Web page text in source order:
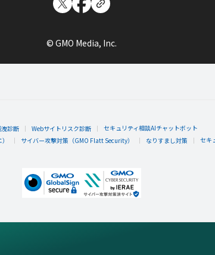
© GMO Media, Inc.
診断 Webサイトリスク診断
セキュリティ相談AIチャットボット
サイバー攻撃対策（GMO Flatt Security） なりすまし対策 セキ